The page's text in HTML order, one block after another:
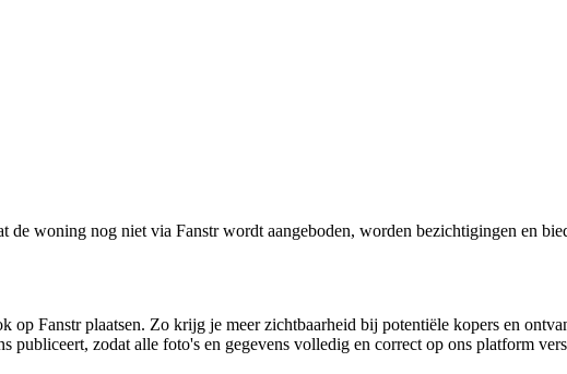
de woning nog niet via Fanstr wordt aangeboden, worden bezichtigingen en
op Fanstr plaatsen. Zo krijg je meer zichtbaarheid bij potentiële kopers en
zodat alle foto's en gegevens volledig en correct op ons platform